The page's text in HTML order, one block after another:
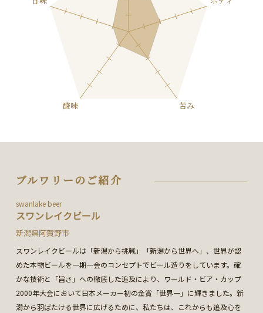
ブルワリーのご紹介
swanlake beer
スワンレイクビール
新潟県阿賀野市
スワンレイクビールは「新潟から挑戦」「新潟から世界へ」、世界が認
めた本物ビールを一期一会のコンセプトでビール造りをしています。確
かな技術と「旨さ」への徹底した追及により、ワールド・ビア・カップ
2000年大会において日本メーカー初の金賞「世界一」に輝きました。新
潟から羽ばたける世界に広げるために、私たちは、これからも追及心を